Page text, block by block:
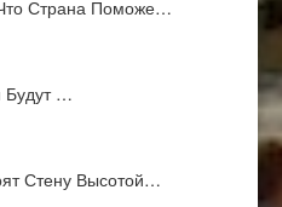
Страна Поможе…
Будут …
Стену Высотой…